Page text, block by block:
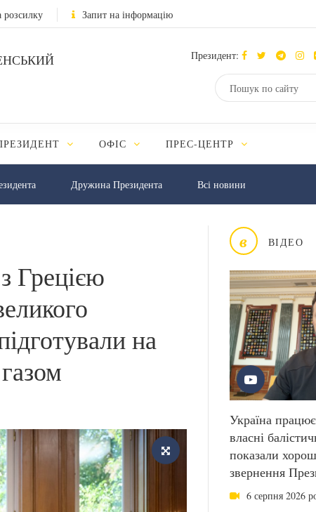
розсилку Запит на інформацію
Президент:
ОФІС ПРЕС-ЦЕНТР
Дружина Президента Всі новини
в ВІДЕО
Україна
власні
показали
звернення
6 серпня 2026
Грецією
на